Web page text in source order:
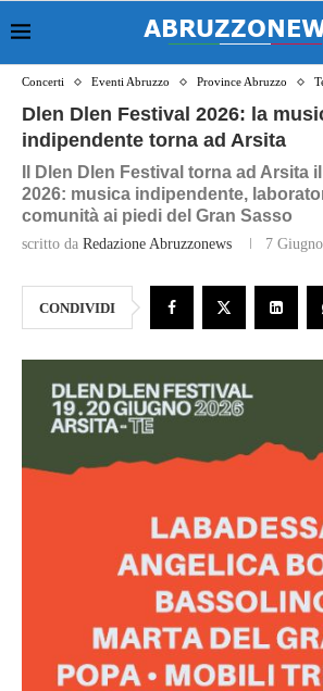
Concerti Eventi Abruzzo Province Abruzzo
Dlen Dlen Festival 2026: la
indipendente torna ad Arsita
Il Dlen Dlen Festival torna ad Arsita
2026: musica indipendente,
comunità ai piedi del Gran Sasso
scritto da Redazione Abruzzonews 7
CONDIVIDI